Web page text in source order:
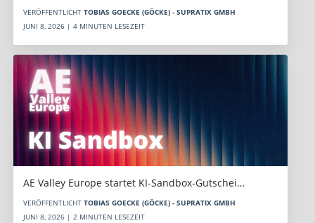
VERÖFFENTLICHT TOBIAS GOECKE (GÖCKE) - SUPRATIX GMBH
JUNI 8, 2026 | 4 MINUTEN LESEZEIT
AE Valley Europe startet KI-Sandbox-Gutschei…
VERÖFFENTLICHT TOBIAS GOECKE (GÖCKE) - SUPRATIX GMBH
JUNI 8, 2026 | 2 MINUTEN LESEZEIT